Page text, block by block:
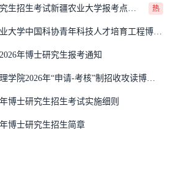
生招生考试新疆农业大学报考点网
热
大学中国科协青年科技人才培育工程博士
年博士研究生报考通知
学院2026年“申请-考核”制招收攻读博士
博士研究生招生考试实施细则
博士研究生招生简章